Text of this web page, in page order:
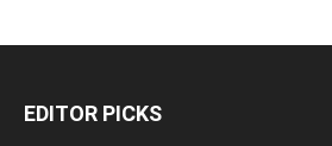
EDITOR PICKS